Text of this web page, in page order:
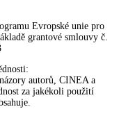
Evropské unie pro
grantové smlouvy č.
autorů, CINEA a
za jakékoli použití